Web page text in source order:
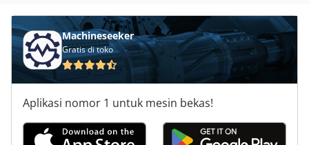
Machineseeker
Gratis di toko
Aplikasi nomor 1 untuk mesin bekas!